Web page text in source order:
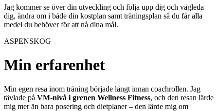
Jag kommer se över din utveckling och följa upp dig och vägleda
dig, ändra om i både din kostplan samt träningsplan så du får alla
medel du behöver för att nå dina mål.
ASPENSKOG
Min erfarenhet
Min egen resa inom träning började långt innan coachrollen. Jag
tävlade på VM-nivå i grenen Wellness Fitness, och den resan lärde
mig mer än bara posering och dietplaner – den lärde mig om